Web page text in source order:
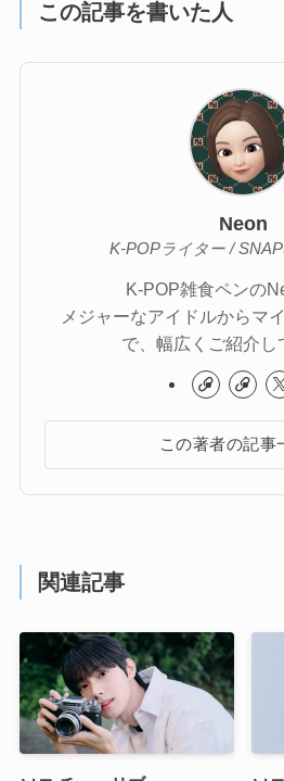
この記事を書いた人
Neon
K-POPライター /
K-POP雑食ペンの
メジャーなアイドルからマ
で、幅広くご紹介し
この著者の記事
関連記事